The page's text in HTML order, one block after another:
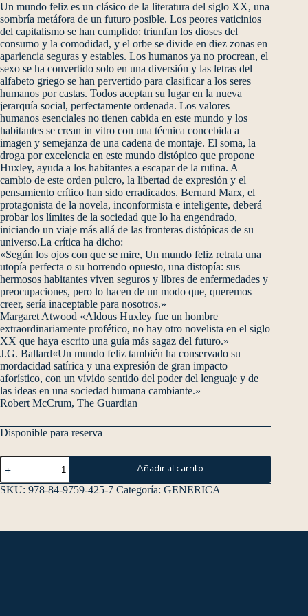
Un mundo feliz es un clásico de la literatura del siglo XX, una
sombría metáfora de un futuro posible. Los peores vaticinios
del capitalismo se han cumplido: triunfan los dioses del
consumo y la comodidad, y el orbe se divide en diez zonas en
apariencia seguras y estables. Los humanos ya no procrean, el
sexo se ha convertido solo en una diversión y las letras del
alfabeto griego se han pervertido para clasificar a los seres
humanos por castas. Todos aceptan su lugar en la nueva
jerarquía social, perfectamente ordenada. Los valores
humanos esenciales no tienen cabida en este mundo y los
habitantes se crean in vitro con una técnica concebida a
imagen y semejanza de una cadena de montaje. El soma, la
droga por excelencia en este mundo distópico que propone
Huxley, ayuda a los habitantes a escapar de la rutina. A
cambio de este orden pulcro, la libertad de expresión y el
pensamiento crítico han sido erradicados. Bernard Marx, el
protagonista de la novela, inconformista e inteligente, deberá
probar los límites de la sociedad que lo ha engendrado,
iniciando un viaje más allá de las fronteras distópicas de su
universo.La crítica ha dicho:
«Según los ojos con que se mire, Un mundo feliz retrata una
utopía perfecta o su horrendo opuesto, una distopía: sus
hermosos habitantes viven seguros y libres de enfermedades y
preocupaciones, pero lo hacen de un modo que, queremos
creer, sería inaceptable para nosotros.»
Margaret Atwood «Aldous Huxley fue un hombre
extraordinariamente profético, no hay otro novelista en el siglo
XX que haya escrito una guía más sagaz del futuro.»
J.G. Ballard«Un mundo feliz también ha conservado su
mordacidad satírica y una expresión de gran impacto
aforístico, con un vívido sentido del poder del lenguaje y de
las ideas en una sociedad humana cambiante.»
Robert McCrum, The Guardian
Disponible para reserva
Añadir al carrito
SKU: 978-84-9759-425-7 Categoría: GENERICA